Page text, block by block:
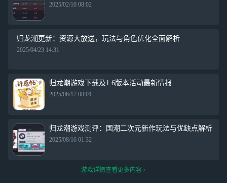
2025/02/10 08:02
归龙潮更新：资源大放送，玩法与角色优化全面解析
2025/04/23 14:31
归龙潮游戏下载及1.6版本活动最新情报
2025/06/17 08:01
归龙潮游戏测评：国潮二次元新作玩法与优缺点解析
2025/08/16 01:32
游戏详情查看更多内容